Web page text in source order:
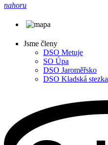
nahoru
Jsme členy
DSO Metuje
SO Úpa
DSO Jaroměřsko
DSO Kladská stezka